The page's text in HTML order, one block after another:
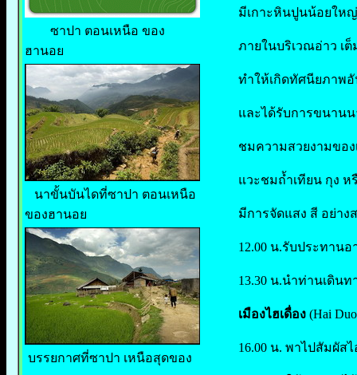
ซาปา ตอนเหนือ ของ
ฮานอย
นาขั้นบันไดที่ซาปา ตอนเหนือ
ของฮานอย
บรรยกาศที่ซาปา เหนือสุดของ
มีเกาะหินปูนน้อยใหญ่
ภายในบริเวณอ่าว เ
ทำให้เกิดทัศนียภาพอั
และได้รับการขนานน
ชมความสวยงามขอ
แวะชมถ้ำเทียน กุง
มีการจัดแสง สี อย่าง
12.00 น.รับประทาน
13.30 น.นำท่านเดิน
เมืองไฮเดื่อง (Hai
16.00 น. พาไปสัมผั